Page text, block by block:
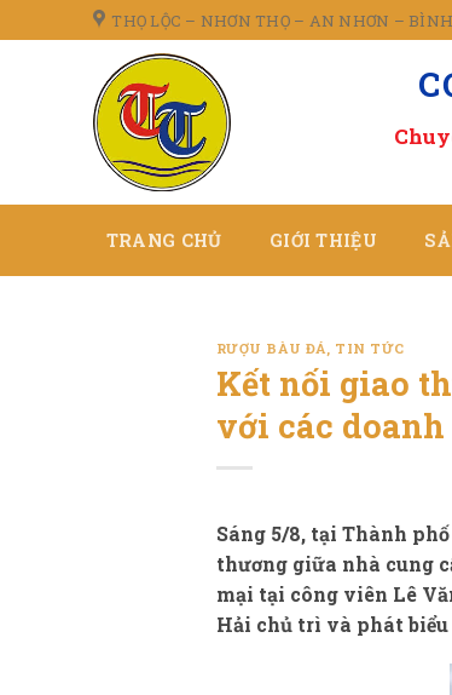
to
THỌ LỘC – NHƠN THỌ – AN NHƠN –
TRANG CHỦ GIỚI THIỆU
RƯỢU BÀU ĐÁ, TIN TỨC
Kết nối giao
với các
Sáng 5/8, tại Thành
thương giữa nhà cung
mại tại công viên Lê
Hải chủ trì và phát